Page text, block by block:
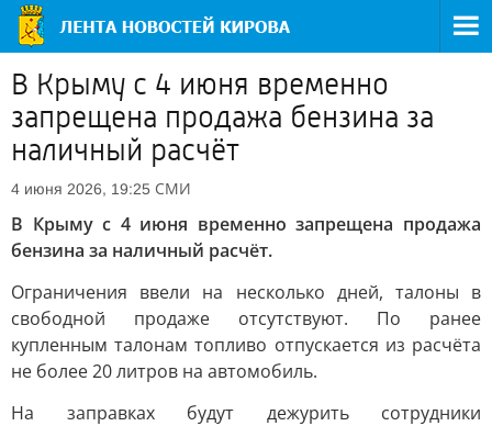
В Крыму с 4 июня временно
запрещена продажа бензина за
наличный расчёт
4 июня 2026, 19:25 СМИ
В Крыму с 4 июня временно запрещена продажа
бензина за наличный расчёт.
Ограничения ввели на несколько дней, талоны в
свободной продаже отсутствуют. По ранее
купленным талонам топливо отпускается из расчёта
не более 20 литров на автомобиль.
На заправках будут дежурить сотрудники